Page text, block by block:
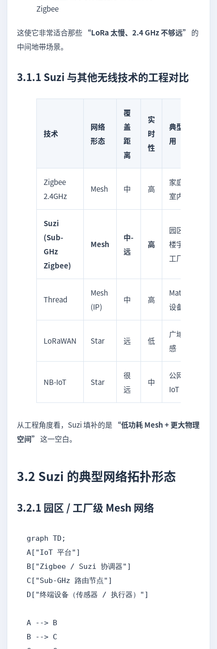
Zigbee
这使它非常适合那些 “LoRa 太慢、2.4 GHz 不够远”
的
中间地带场景。
3.1.1 Suzi 与其他无线技术的工程对比
技术
网络
形态
覆
盖
距
离
实
时
性
典型应
用
Zigbee
2.4GHz
Mesh 中 高
家庭、
室内
Suzi
(Sub-
GHz
Zigbee)
Mesh
中-
远
高
园区、
楼宇、
工厂
Thread
Mesh
(IP)
中 高
Matter
设备
LoRaWAN Star 远 低
广域传
感
NB-IoT Star
很
远
中
公网
IoT
从工程角度看，Suzi 填补的是 “低功耗 Mesh + 更大物理
空间” 这一空白。
3.2 Suzi 的典型网络拓扑形态
3.2.1 园区 / 工厂级 Mesh 网络
graph TD;
A["IoT 平台"]
B["Zigbee / Suzi 协调器"]
C["Sub-GHz 路由节点"]
D["终端设备（传感器 / 执行器）"]
A --> B
B --> C